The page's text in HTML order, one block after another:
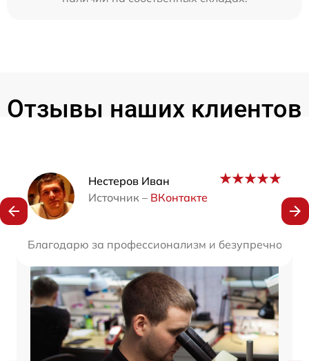
Отзывы наших клиентов
Нестеров Иван
Источник – ВКонтакте
Благодарю за профессионализм и безупречное
Наши мастера